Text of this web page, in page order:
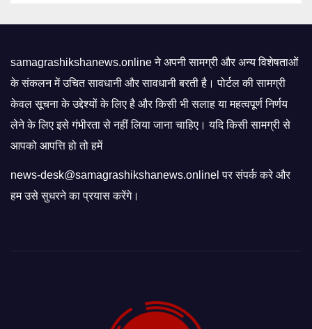
samagrashikshanews.online ने अपनी सामग्री और अन्य विशेषताओं
के संकलन में उचित सावधानी और सावधानी बरती है। पोर्टल की सामग्री
केवल सूचना के उद्देश्यों के लिए है और किसी भी सलाह या महत्वपूर्ण निर्णय
लेने के लिए इसे गंभीरता से नहीं लिया जाना चाहिए। यदि किसी सामग्री से
आपको आपत्ति हो तो हमें
news-desk@samagrashikshanews.onlinel पर संपर्क करे और
हम उसे सुधरने का प्रयास करेंगे।